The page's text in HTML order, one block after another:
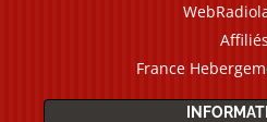
Affiliés
France